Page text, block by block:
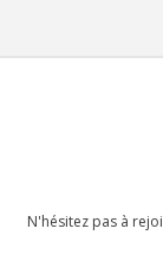
N'hésitez pas à